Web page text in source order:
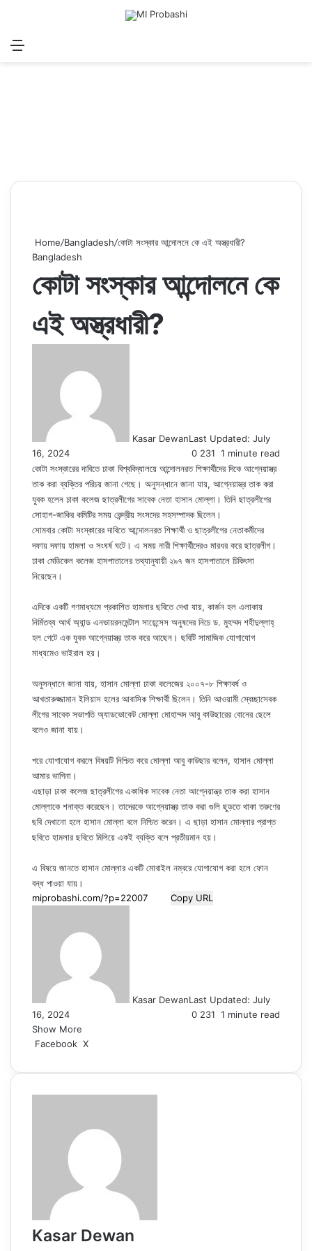
Menu
Home/Bangladesh/কোটা সংস্কার আন্দোলনে কে এই অস্ত্রধারী?
Bangladesh
কোটা সংস্কার আন্দোলনে কে
এই অস্ত্রধারী?
Kasar DewanLast Updated: July
16, 2024
0 231 1 minute read
কোটা সংস্কারের দাবিতে ঢাকা বিশ্ববিদ্যালয়ে আন্দোলনরত শিক্ষার্থীদের দিকে আগ্নেয়াস্ত্র
তাক করা ব্যক্তির পরিচয় জানা গেছে। অনুসন্ধানে জানা যায়, আগ্নেয়াস্ত্র তাক করা
যুবক হলেন ঢাকা কলেজ ছাত্রলীগের সাবেক নেতা হাসান মোল্লা। তিনি ছাত্রলীগের
সোহাগ-জাকির কমিটির সময় কেন্দ্রীয় সংসদের সহসম্পাদক ছিলেন।
সোমবার কোটা সংস্কারের দাবিতে আন্দোলনরত শিক্ষার্থী ও ছাত্রলীগের নেতাকর্মীদের
দফায় দফায় হামলা ও সংঘর্ষ ঘটে। এ সময় নারী শিক্ষার্থীদেরও মারধর করে ছাত্রলীগ।
ঢাকা মেডিকেল কলেজ হাসপাতালের তথ্যানুযায়ী ২৯৭ জন হাসপাতালে চিকিৎসা
নিয়েছেন।
এদিকে একটি গণমাধ্যমে প্রকাশিত হামলার ছবিতে দেখা যায়, কার্জন হল এলাকায়
নির্মিতব্য আর্থ অ্যান্ড এনভায়রনমেন্টাল সায়েন্সেস অনুষদের নিচে ড. মুহম্মদ শহীদুল্লাহ্
হল গেটে এক যুবক আগ্নেয়াস্ত্র তাক করে আছেন। ছবিটি সামাজিক যোগাযোগ
মাধ্যমেও ভাইরাল হয়।
অনুসন্ধানে জানা যায়, হাসান মোল্লা ঢাকা কলেজের ২০০৭-৮ শিক্ষাবর্ষ ও
আখতারুজ্জামান ইলিয়াস হলের আবাসিক শিক্ষার্থী ছিলেন। তিনি আওয়ামী স্বেচ্ছাসেবক
লীগের সাবেক সভাপতি অ্যাডভোকেট মোল্লা মোহাম্মদ আবু কাউছারের বোনের ছেলে
বলেও জানা যায়।
পরে যোগাযোগ করলে বিষয়টি নিশ্চিত করে মোল্লা আবু কাউছার বলেন, হাসান মোল্লা
আমার ভাগিনা।
এছাড়া ঢাকা কলেজ ছাত্রলীগের একাধিক সাবেক নেতা আগ্নেয়ান্ত্র তাক করা হাসান
মোল্লাকে শনাক্ত করেছেন। তাদেরকে আগ্নেয়াস্ত্র তাক করা গুলি ছুড়তে থাকা তরুণের
ছবি দেখানো হলে হাসান মোল্লা বলে নিশ্চিত করেন। এ ছাড়া হাসান মোল্লার প্রাপ্ত
ছবিতে হামলার ছবিতে মিলিয়ে একই ব্যক্তি বলে প্রতীয়মান হয়।
এ বিষয়ে জানতে হাসান মোল্লার একটি মোবাইল নম্বরে যোগাযোগ করা হলে ফোন
বন্ধ পাওয়া যায়।
Copy URL
Kasar DewanLast Updated: July
16, 2024
0 231 1 minute read
Show More
Facebook X
Email
Kasar Dewan